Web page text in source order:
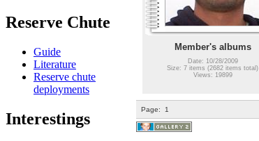
Reserve Chute
Guide
Literature
Reserve chute
deployments
Interestings
Member's albums
Date: 10/28/2009
Size: 7 items (2682 items total)
Views: 19899
Page: 1